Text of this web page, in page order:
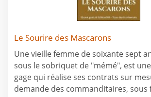
Le Sourire des Mascarons
Une vieille femme de soixante sept
sous le sobriquet de "mémé", est
gage qui réalise ses contrats sur
demande des commanditaires, sous